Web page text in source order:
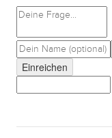
Einreichen